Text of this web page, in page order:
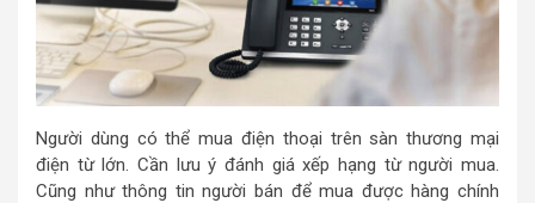
Người dùng có thể mua điện thoại trên sàn thương mại
điện từ lớn. Cần lưu ý đánh giá xếp hạng từ người mua.
Cũng như thông tin người bán để mua được hàng chính